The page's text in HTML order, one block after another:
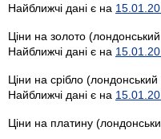
Найближчі дані є на
Ціни на золото
Найближчі дані є на
Ціни на срібло
Найближчі дані є на
Ціни на платину